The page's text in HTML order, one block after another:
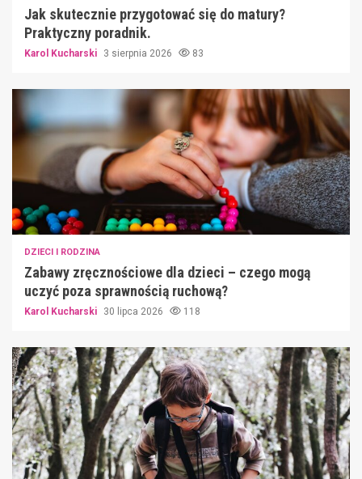
Jak skutecznie przygotować się do matury?
Praktyczny poradnik.
Karol Kucharski 3 sierpnia 2026 83
DZIECI I RODZINA
Zabawy zręcznościowe dla dzieci – czego mogą
uczyć poza sprawnością ruchową?
Karol Kucharski 30 lipca 2026 118